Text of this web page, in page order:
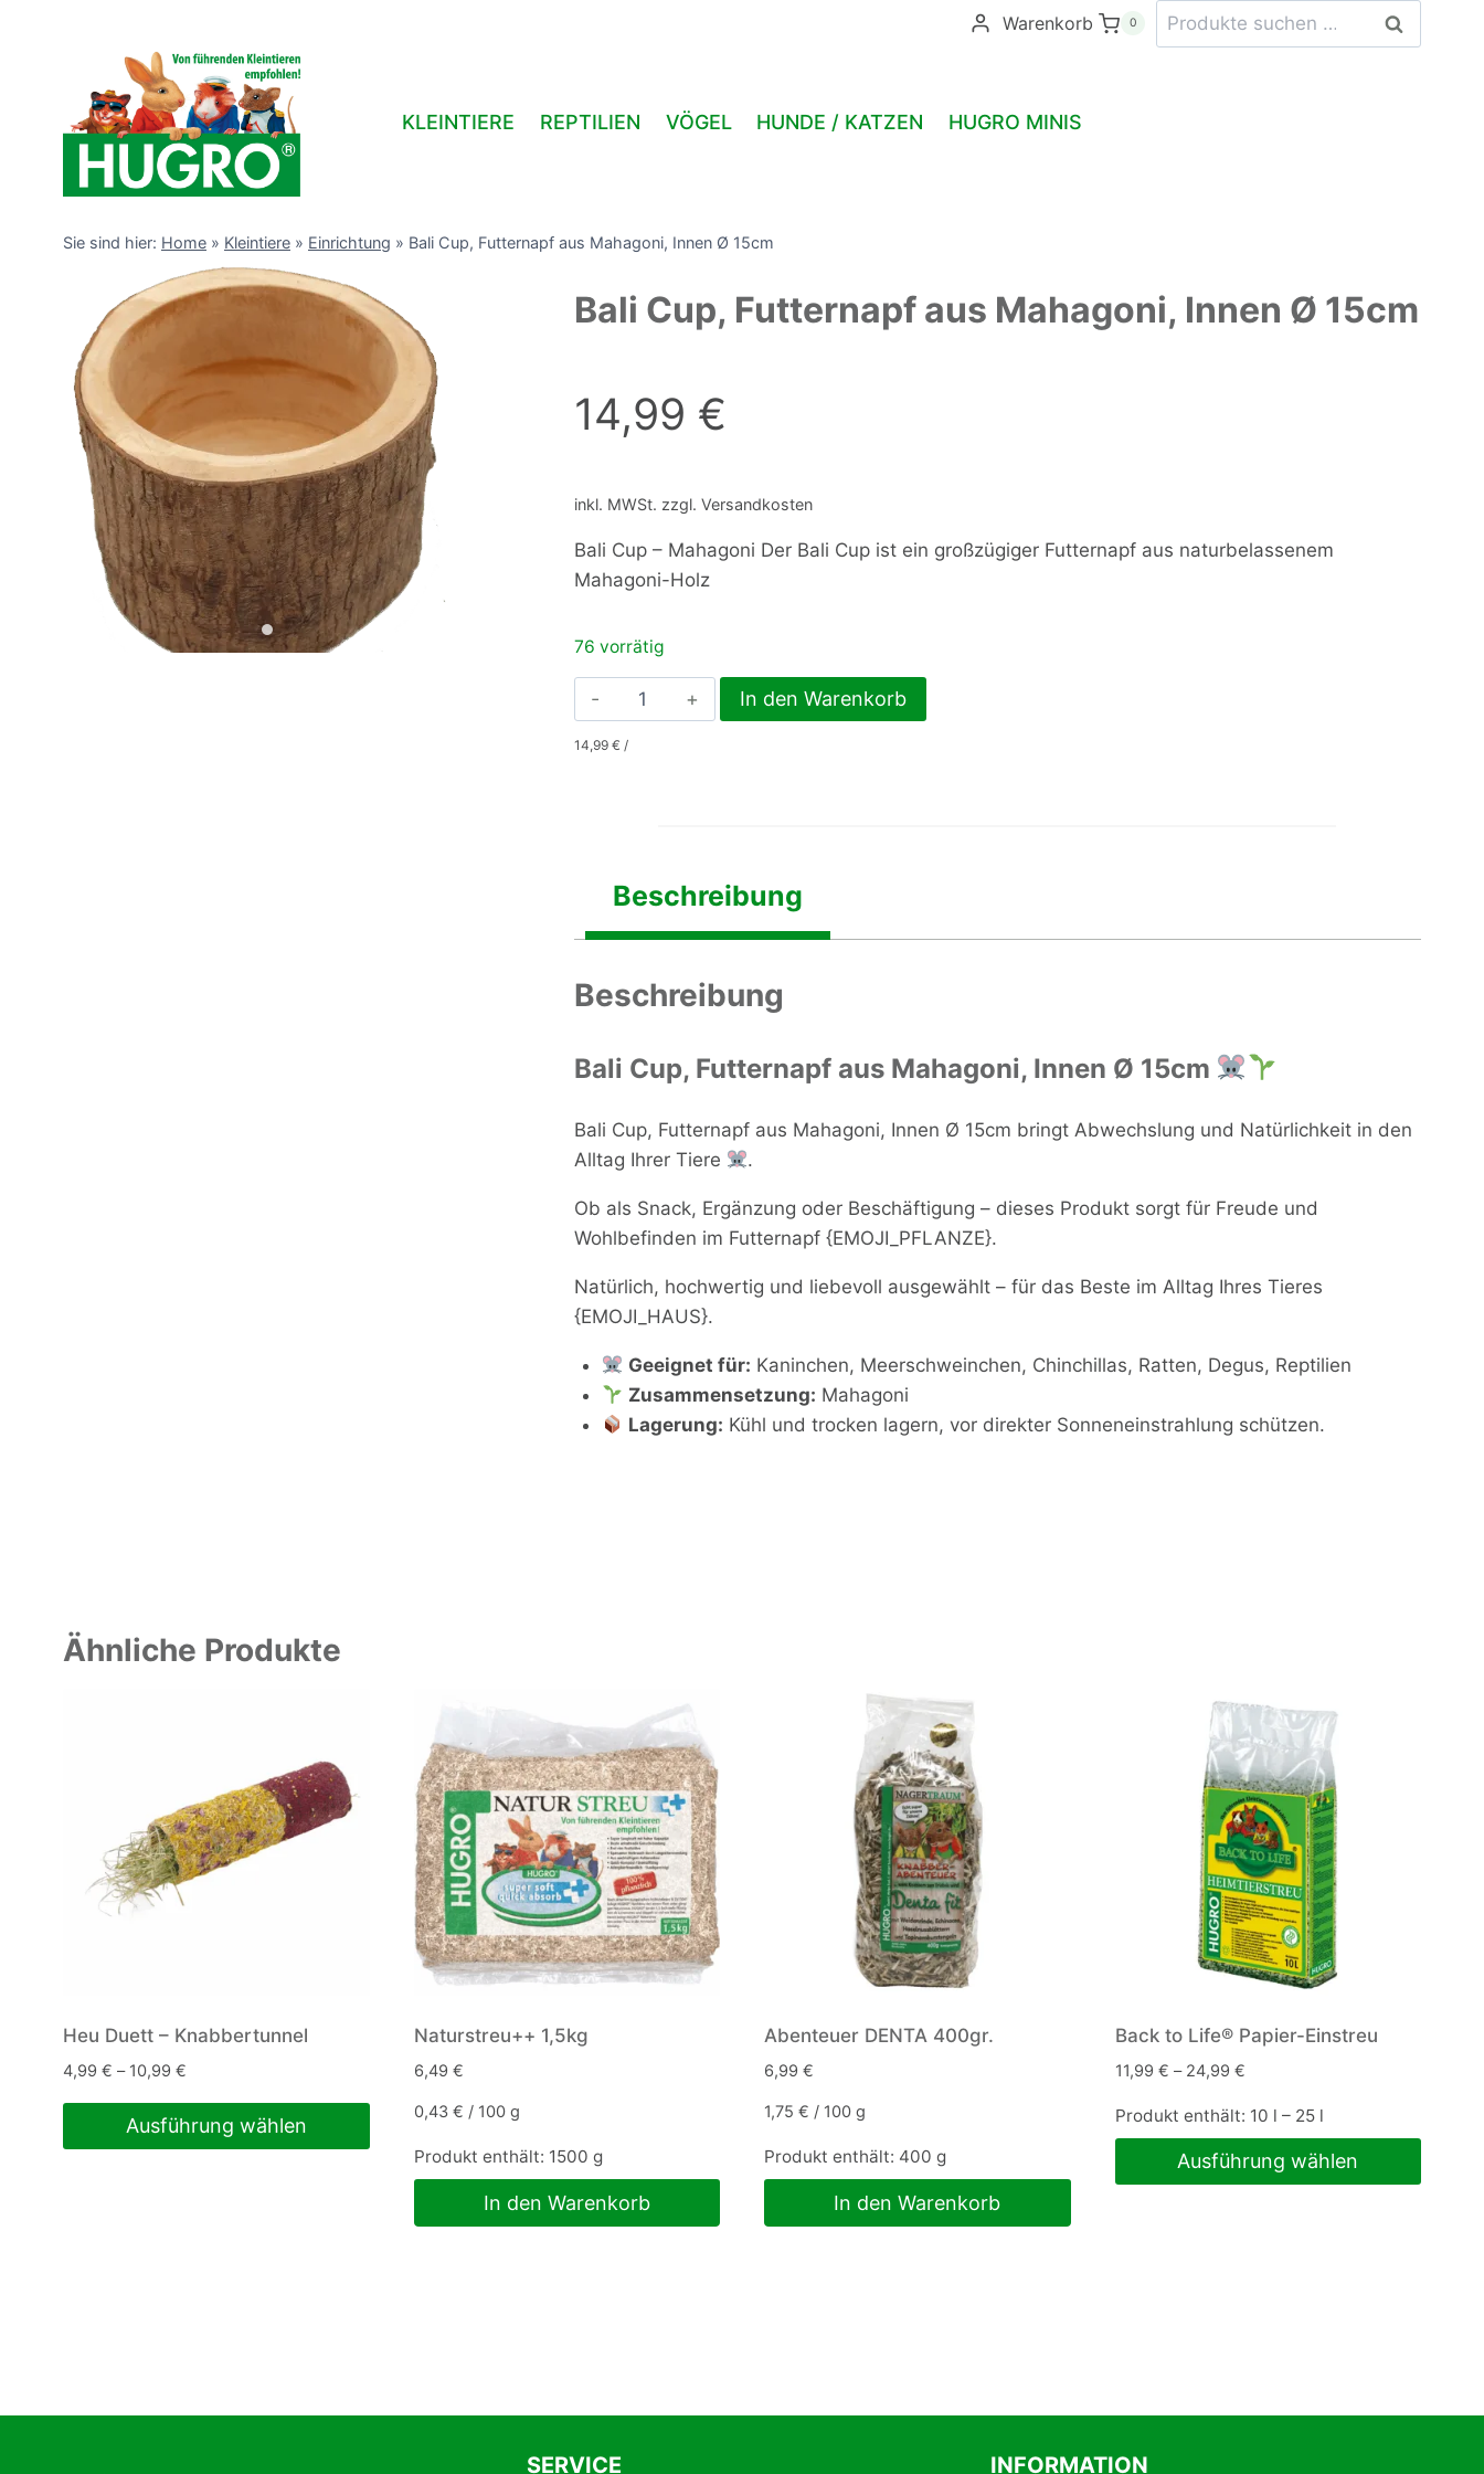
Warenkorb 0
Suchen
nach:
Suchen
KLEINTIERE REPTILIEN VÖGEL HUNDE / KATZEN HUGRO MINIS
Sie sind hier: Home » Kleintiere » Einrichtung » Bali Cup, Futternapf aus Mahagoni, Innen Ø 15cm
Bali Cup, Futternapf aus Mahagoni, Innen Ø 15cm
14,99 €
inkl. MWSt. zzgl. Versandkosten
Bali Cup – Mahagoni Der Bali Cup ist ein großzügiger Futternapf aus naturbelassenem
Mahagoni-Holz
76 vorrätig
Bali
Cup,
Futternapf
15cm
Menge
In den Warenkorb
14,99 € /
Beschreibung
Beschreibung
Bali Cup, Futternapf aus Mahagoni, Innen Ø 15cm
Bali Cup, Futternapf aus Mahagoni, Innen Ø 15cm bringt Abwechslung und Natürlichkeit in den
Alltag Ihrer Tiere
.
Ob als Snack, Ergänzung oder Beschäftigung – dieses Produkt sorgt für Freude und
Wohlbefinden im Futternapf {EMOJI_PFLANZE}.
Natürlich, hochwertig und liebevoll ausgewählt – für das Beste im Alltag Ihres Tieres
{EMOJI_HAUS}.
Geeignet für: Kaninchen, Meerschweinchen, Chinchillas, Ratten, Degus, Reptilien
Zusammensetzung: Mahagoni
Lagerung: Kühl und trocken lagern, vor direkter Sonneneinstrahlung schützen.
Ähnliche Produkte
Heu Duett – Knabbertunnel
4,99 € – 10,99 €
Ausführung wählen
Naturstreu++ 1,5kg
6,49 €
0,43 € / 100 g
Produkt enthält: 1500 g
In den Warenkorb
Abenteuer DENTA 400gr.
6,99 €
1,75 € / 100 g
Produkt enthält: 400 g
In den Warenkorb
Back to Life® Papier-Einstreu
11,99 € – 24,99 €
Produkt enthält: 10 l – 25 l
Ausführung wählen
auf
SERVICE INFORMATION
Futternapf
Ø